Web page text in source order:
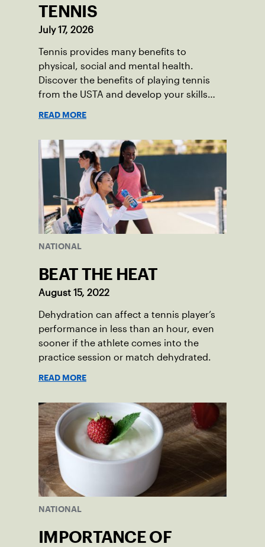
TENNIS
July 17, 2026
Tennis provides many benefits to
physical, social and mental health.
Discover the benefits of playing tennis
from the USTA and develop your skills
READ MORE
NATIONAL
BEAT THE HEAT
August 15, 2022
Dehydration can affect a tennis player’s
performance in less than an hour, even
sooner if the athlete comes into the
practice session or match dehydrated.
READ MORE
NATIONAL
IMPORTANCE OF